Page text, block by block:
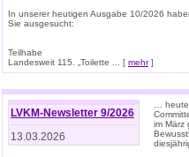
In unserer heutigen Ausgabe 10/2026
Sie ausgesucht:
Teilhabe
Landesweit 115. „Toilette ... [ mehr]
LVKM-Newsletter 9/2026
13.03.2026
…
im März